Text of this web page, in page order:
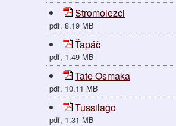
Stromolezci
pdf, 8.19 MB
Ťapáč
pdf, 1.49 MB
Tate Osmaka
pdf, 10.11 MB
Tussilago
pdf, 1.31 MB